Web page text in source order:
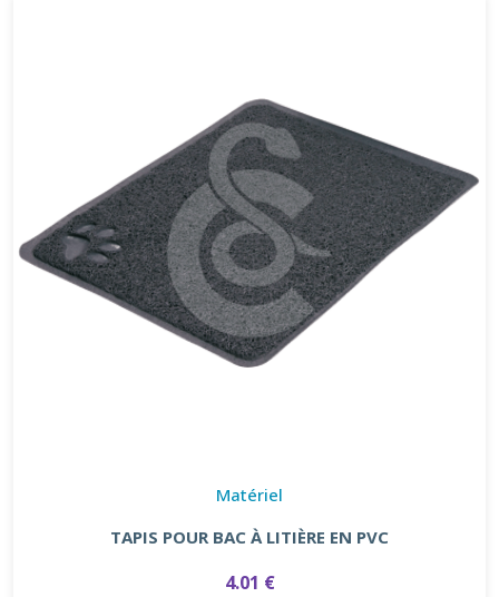
Matériel
TAPIS POUR BAC À LITIÈRE EN PVC
4.01 €